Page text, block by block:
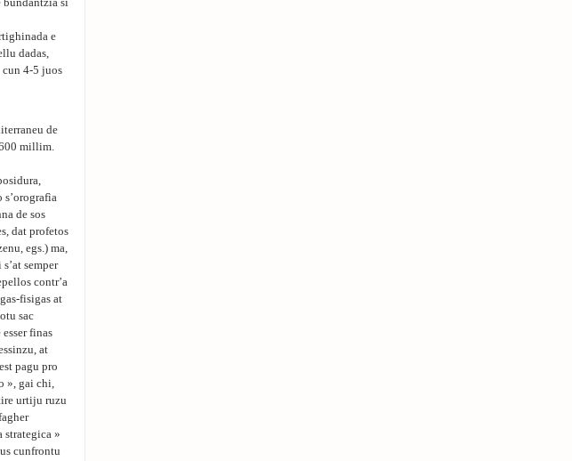
bundantzia si
e
dadas,
cun 4-5 juos
de
600 millim.
s’orografìa
de sos
dat profetos
egs.) ma,
semper
contr’a
fisigas at
sac
finas
at
pagu pro
», gai chi,
urtiju ruzu
strategica »
cunfrontu